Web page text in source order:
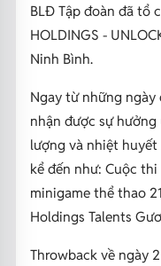
BLĐ Tập đoàn đã tổ
HOLDINGS -
Ninh Bình.
Ngay từ những
nhận được sự
lượng và nhiệt huyết
kể đến như: Cuộc
minigame thể thao
Holdings Talents
Throwback về ngày